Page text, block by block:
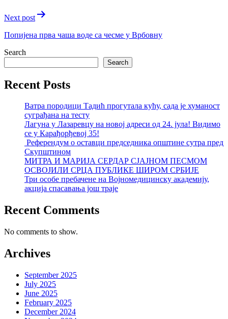
Next post
Попиjена прва чаша воде са чесме у Врбовну
Search
Search
Recent Posts
Ватра породици Тадић прогутала кућу, сада је хуманост
суграђана на тесту
Лагуна у Лазаревцу на новој адреси од 24. јула! Видимо
се у Карађорђевој 35!
Референдум о оставци председника општине сутра пред
Скупштином
МИТРА И МАРИЈА СЕРДАР СЈАЈНОМ ПЕСМОМ
ОСВОЈИЛИ СРЦА ПУБЛИКЕ ШИРОМ СРБИЈЕ
Три особе пребачене на Војномедицинску академију,
акција спасавања још траје
Recent Comments
No comments to show.
Archives
September 2025
July 2025
June 2025
February 2025
December 2024